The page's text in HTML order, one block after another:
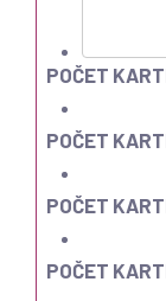
POČET
POČET
POČET
POČET